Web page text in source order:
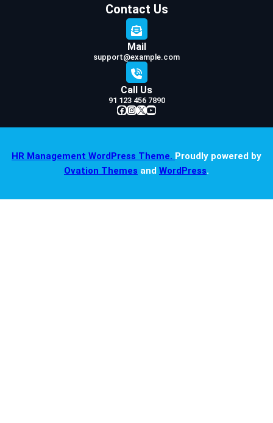
Contact Us
Mail
support@example.com
Call Us
91 123 456 7890
Facebook InstagramX YouTube
HR Management WordPress Theme. Proudly powered by
Ovation Themes and WordPress.